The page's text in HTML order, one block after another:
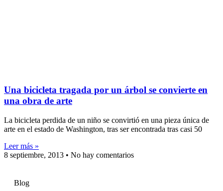
Una bicicleta tragada por un árbol se convierte en
una obra de arte
La bicicleta perdida de un niño se convirtió en una pieza única de
arte en el estado de Washington, tras ser encontrada tras casi 50
Leer más »
8 septiembre, 2013
No hay comentarios
Blog